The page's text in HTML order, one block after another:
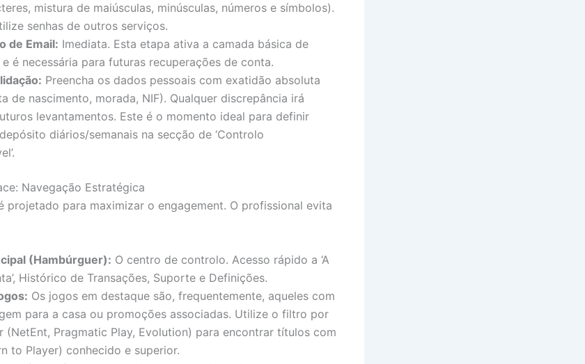
mistura de maiúsculas, minúsculas, números e símbolos).
senhas de outros serviços.
de Email: Imediata. Esta etapa ativa a camada básica de
e é necessária para futuras recuperações de conta.
Preencha os dados pessoais com exatidão absoluta
de nascimento, morada, NIF). Qualquer discrepância irá
levantamentos. Este é o momento ideal para definir
diários/semanais na secção de ‘Controlo
Navegação Estratégica
projetado para maximizar o engagement. O profissional evita
(Hambúrguer): O centro de controlo. Acesso rápido a ‘A
Histórico de Transações, Suporte e Definições.
Os jogos em destaque são, frequentemente, aqueles com
para a casa ou promoções associadas. Utilize o filtro por
(NetEnt, Pragmatic Play, Evolution) para encontrar títulos com
to Player) conhecido e superior.